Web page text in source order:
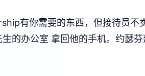
有你需要的东西，但接待员不
的办公室 拿回他的手机。约瑟